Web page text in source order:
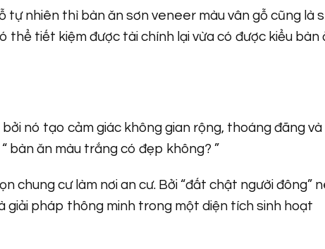
tự nhiên thì bàn ăn sơn veneer màu vân gỗ cũng là
thể tiết kiệm được tài chính lại vừa có được kiểu bàn
nó tạo cảm giác không gian rộng, thoáng đãng và
bàn ăn màu trắng có đẹp không? ”
chung cư làm nơi an cư. Bởi “đất chật người đông”
giải pháp thông minh trong một diện tích sinh hoạt